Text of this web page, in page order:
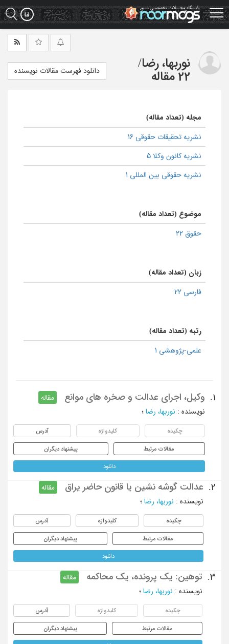
Skip
to
main
نوربها، رضا/
22 مقاله
دانلود فهرست مقالات نویسنده
مجله (تعداد مقاله)
نشریه تحقیقات حقوقی 16
نشریه کانون وکلا 5
نشریه حقوقی بین المللی 1
موضوع (تعداد مقاله)
حقوق 22
زبان (تعداد مقاله)
فارسی 22
رتبه (تعداد مقاله)
علمی-پژوهشی 1
1. وکیل، اجرای عدالت و صخره های موانع
مقاله
نویسنده : نوربها، رضا ؛
چکیده کلیدواژه آدرس
مقالات مرتبط پیشنهاد دیگران
دانلود
2. عدالت گوشه نشین یا قانون حاضر یراق
مقاله
نویسنده : نوربها، رضا ؛
چکیده کلیدواژه آدرس
مقالات مرتبط پیشنهاد دیگران
دانلود
3. توهین: یک پرونده، یک محاکمه
مقاله
نویسنده : نوربها، رضا ؛
چکیده کلیدواژه آدرس
مقالات مرتبط پیشنهاد دیگران